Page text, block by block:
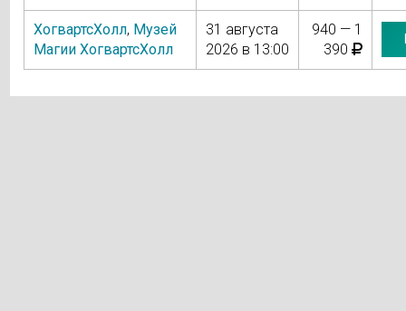
ХогвартсХолл, Музей
Магии ХогвартсХолл
31 августа
2026 в 13:00
940 — 1
390